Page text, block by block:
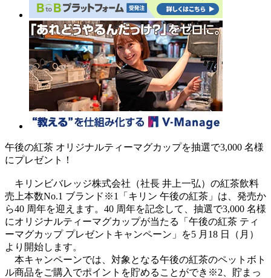
午後の紅茶 オリジナルティーマグカップを抽選で3,000 名様
にプレゼント！
キリンビバレッジ株式会社（社長 井上一弘）の紅茶飲料
売上本数No.1 ブランド※1「キリン 午後の紅茶」は、発売か
ら40 周年を迎えます。40 周年を記念して、抽選で3,000 名様
にオリジナルティーマグカップが当たる「午後の紅茶 ティ
ーマグカップ プレゼントキャンペーン」を5 月18 日（月）
より開始します。
本キャンペーンでは、対象となる午後の紅茶のペットボト
ル商品をご購入でポイントを貯めることができ※2、貯まっ